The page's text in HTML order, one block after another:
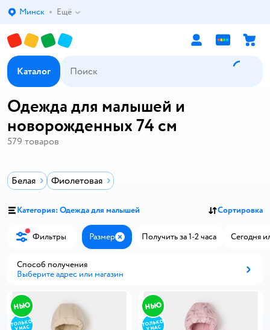
Выбор адреса доставки.
Минск Ещё
Каталог
Одежда для малышей и
новорожденных 74 см
579 товаров
Белая Фиолетовая
Категория: Одежда для малышей Сортировка
Фильтры Размер ЗакрытьПолучить за 1-2 часа Сегодня
Способ получения
Выберите адрес или магазин